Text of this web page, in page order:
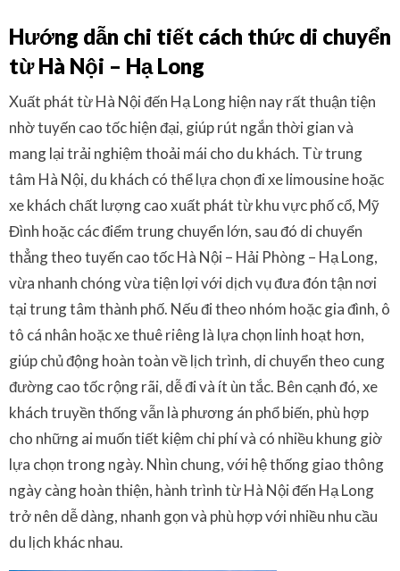
Hướng dẫn chi tiết cách thức di chuyển
từ Hà Nội – Hạ Long
Xuất phát từ Hà Nội đến Hạ Long hiện nay rất thuận tiện
nhờ tuyến cao tốc hiện đại, giúp rút ngắn thời gian và
mang lại trải nghiệm thoải mái cho du khách. Từ trung
tâm Hà Nội, du khách có thể lựa chọn đi xe limousine hoặc
xe khách chất lượng cao xuất phát từ khu vực phố cổ, Mỹ
Đình hoặc các điểm trung chuyển lớn, sau đó di chuyển
thẳng theo tuyến cao tốc Hà Nội – Hải Phòng – Hạ Long,
vừa nhanh chóng vừa tiện lợi với dịch vụ đưa đón tận nơi
tại trung tâm thành phố. Nếu đi theo nhóm hoặc gia đình, ô
tô cá nhân hoặc xe thuê riêng là lựa chọn linh hoạt hơn,
giúp chủ động hoàn toàn về lịch trình, di chuyển theo cung
đường cao tốc rộng rãi, dễ đi và ít ùn tắc. Bên cạnh đó, xe
khách truyền thống vẫn là phương án phổ biến, phù hợp
cho những ai muốn tiết kiệm chi phí và có nhiều khung giờ
lựa chọn trong ngày. Nhìn chung, với hệ thống giao thông
ngày càng hoàn thiện, hành trình từ Hà Nội đến Hạ Long
trở nên dễ dàng, nhanh gọn và phù hợp với nhiều nhu cầu
du lịch khác nhau.